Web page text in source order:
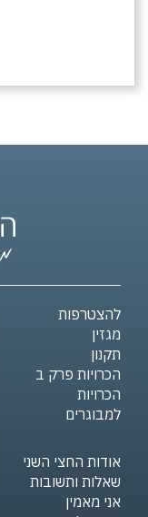
להצטרפות
מגזין
תקנון
הכרויות פרק ב
הכרויות
למבוגרים
אודות החצי השני
שאלות ותשובות
אני מאמין